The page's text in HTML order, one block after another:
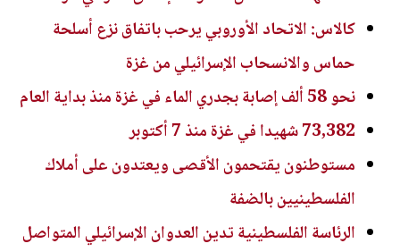
كالاس: الاتحاد الأوروبي يرحب باتفاق نزع أسلحة
حماس والانسحاب الإسرائيلي من غزة
نحو 58 ألف إصابة بجدري الماء في غزة منذ بداية العام
73,382 شهيدا في غزة منذ 7 أكتوبر
مستوطنون يقتحمون الأقصى ويعتدون على أملاك
الفلسطينيين بالضفة
الرئاسة الفلسطينية تدين العدوان الإسرائيلي المتواصل